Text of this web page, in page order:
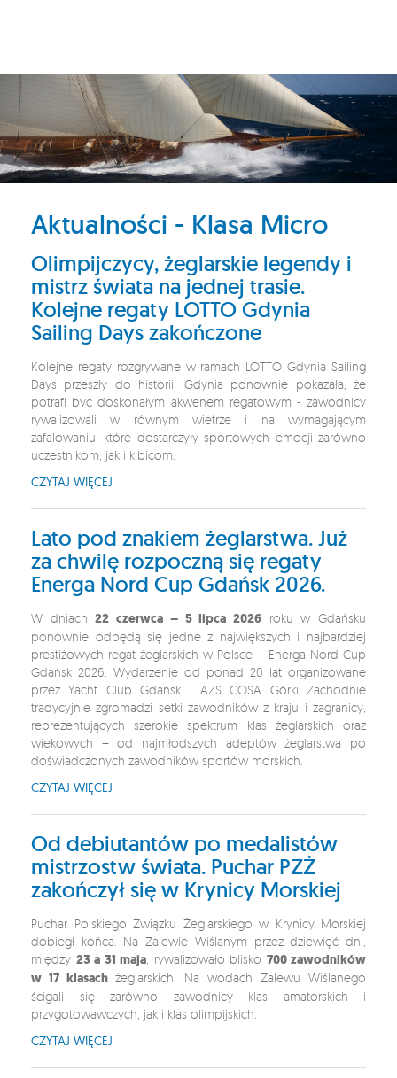
Aktualności - Klasa Micro
Olimpijczycy, żeglarskie legendy i
mistrz świata na jednej trasie.
Kolejne regaty LOTTO Gdynia
Sailing Days zakończone
Kolejne regaty rozgrywane w ramach LOTTO Gdynia Sailing
Days przeszły do historii. Gdynia ponownie pokazała, że
potrafi być doskonałym akwenem regatowym - zawodnicy
rywalizowali w równym wietrze i na wymagającym
zafalowaniu, które dostarczyły sportowych emocji zarówno
uczestnikom, jak i kibicom.
CZYTAJ WIĘCEJ
Lato pod znakiem żeglarstwa. Już
za chwilę rozpoczną się regaty
Energa Nord Cup Gdańsk 2026.
W dniach22 czerwca – 5 lipca 2026roku w Gdańsku
ponownie odbędą się jedne z największych i najbardziej
prestiżowych regat żeglarskich w Polsce – Energa Nord Cup
Gdańsk 2026. Wydarzenie od ponad 20 lat organizowane
przez Yacht Club Gdańsk i AZS COSA Górki Zachodnie
tradycyjnie zgromadzi setki zawodników z kraju i zagranicy,
reprezentujących szerokie spektrum klas żeglarskich oraz
wiekowych – od najmłodszych adeptów żeglarstwa po
doświadczonych zawodników sportów morskich.
CZYTAJ WIĘCEJ
Od debiutantów po medalistów
mistrzostw świata. Puchar PZŻ
zakończył się w Krynicy Morskiej
Puchar Polskiego Związku Żeglarskiego w Krynicy Morskiej
dobiegł końca. Na Zalewie Wiślanym przez dziewięć dni,
między 23 a 31 maja, rywalizowało blisko 700 zawodników
w 17 klasach żeglarskich. Na wodach Zalewu Wiślanego
ścigali się zarówno zawodnicy klas amatorskich i
przygotowawczych, jak i klas olimpijskich.
CZYTAJ WIĘCEJ